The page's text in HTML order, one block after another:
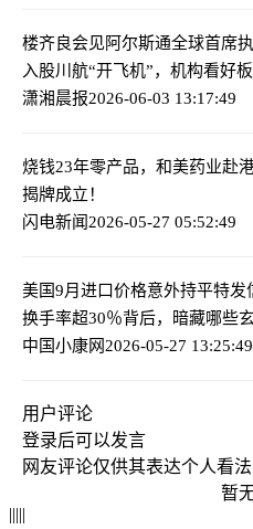
楼齐良会见阿尔斯通全球首席
入股川航“开飞机”，机构看好
潇湘晨报2026-06-03 13:17:49
烧钱23年零产品，和美药业赴
揭牌成立！
闪电新闻2026-05-27 05:52:49
美国9月进口价格意外持平特发
换手率超30％背后，暗藏哪些玄
中国小康网2026-05-27 13:25:49
用户评论
登录后可以发言
网友评论仅供其表达个人看
暂
|||||